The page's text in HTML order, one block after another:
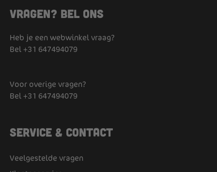
Vragen? Bel ons
Heb je een webwinkel vraag?
Bel+31 647494079
Voor overige vragen?
Bel+31 647494079
Service & Contact
Veelgestelde vragen